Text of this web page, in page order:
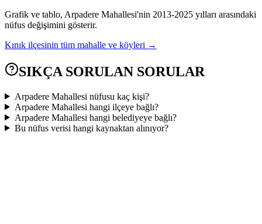
Grafik ve tablo, Arpadere Mahallesi'nin 2013-2025 yılları arasındaki
nüfus değişimini gösterir.
Kınık ilçesinin tüm mahalle ve köyleri →
SIKÇA SORULAN SORULAR
Arpadere Mahallesi nüfusu kaç kişi?
Arpadere Mahallesi hangi ilçeye bağlı?
Arpadere Mahallesi hangi belediyeye bağlı?
Bu nüfus verisi hangi kaynaktan alınıyor?